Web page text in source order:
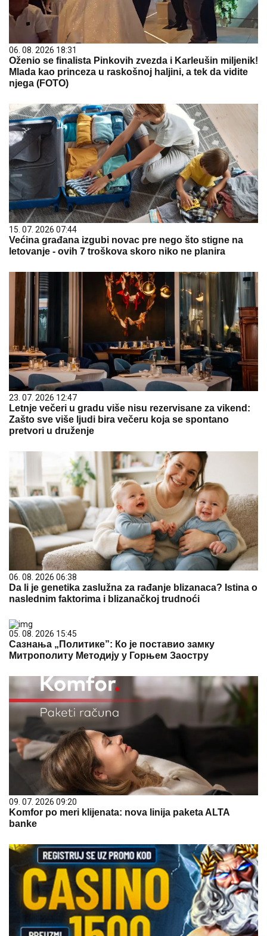
06. 08. 2026 18:31
Oženio se finalista Pinkovih zvezda i Karleušin miljenik!
Mlada kao princeza u raskošnoj haljini, a tek da vidite
njega (FOTO)
15. 07. 2026 07:44
Većina građana izgubi novac pre nego što stigne na
letovanje - ovih 7 troškova skoro niko ne planira
23. 07. 2026 12:47
Letnje večeri u gradu više nisu rezervisane za vikend:
Zašto sve više ljudi bira večeru koja se spontano
pretvori u druženje
06. 08. 2026 06:38
Da li je genetika zaslužna za rađanje blizanaca? Istina o
naslednim faktorima i blizanačkoj trudnoći
05. 08. 2026 15:45
Сазнања „Политике”: Ко је поставио замку
Митрополиту Методију у Горњем Заостру
09. 07. 2026 09:20
Komfor po meri klijenata: nova linija paketa ALTA
banke